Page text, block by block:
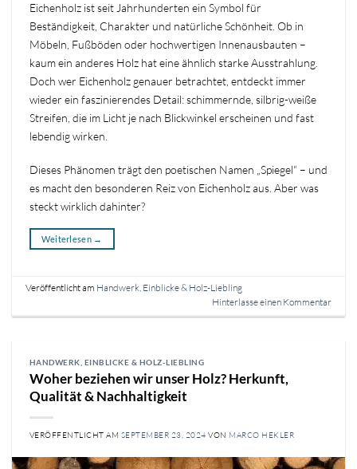
Eichenholz ist seit Jahrhunderten ein Symbol für
Beständigkeit, Charakter und natürliche Schönheit. Ob in
Möbeln, Fußböden oder hochwertigen Innenausbauten –
kaum ein anderes Holz hat eine ähnlich starke Ausstrahlung.
Doch wer Eichenholz genauer betrachtet, entdeckt immer
wieder ein faszinierendes Detail: schimmernde, silbrig-weiße
Streifen, die im Licht je nach Blickwinkel erscheinen und fast
lebendig wirken.
Dieses Phänomen trägt den poetischen Namen „Spiegel“ – und
es macht den besonderen Reiz von Eichenholz aus. Aber was
steckt wirklich dahinter?
Weiterlesen →
Veröffentlicht am Handwerk, Einblicke & Holz-Liebling
Hinterlasse einen Kommentar
HANDWERK, EINBLICKE & HOLZ-LIEBLING
Woher beziehen wir unser Holz? Herkunft,
Qualität & Nachhaltigkeit
VERÖFFENTLICHT AM SEPTEMBER 23, 2024 VON MARCO HEKLER